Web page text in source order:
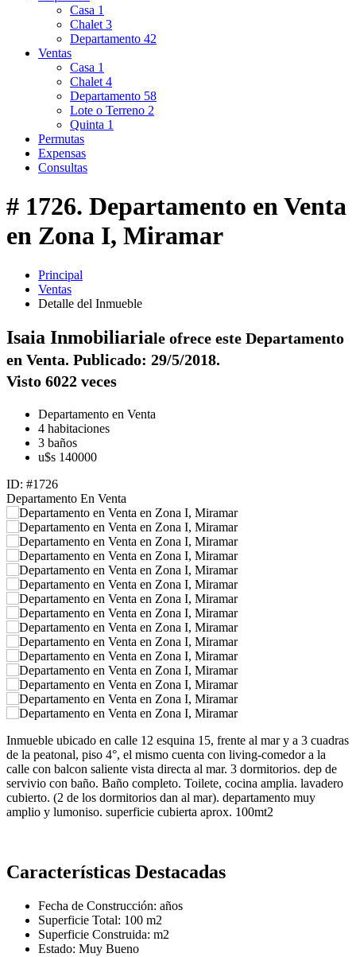
Casa 1
Chalet 3
Departamento 42
Ventas
Casa 1
Chalet 4
Departamento 58
Lote o Terreno 2
Quinta 1
Permutas
Expensas
Consultas
# 1726. Departamento en Venta
en Zona I, Miramar
Principal
Ventas
Detalle del Inmueble
Isaia Inmobiliariale ofrece este Departamento
en Venta. Publicado: 29/5/2018.
Visto 6022 veces
Departamento en Venta
4 habitaciones
3 baños
u$s 140000
ID: #1726
Departamento En Venta
Inmueble ubicado en calle 12 esquina 15, frente al mar y a 3 cuadras
de la peatonal, piso 4°, el mismo cuenta con living-comedor a la
calle con balcon saliente vista directa al mar. 3 dormitorios. dep de
servivio con baño. Baño completo. Toilete, cocina amplia. lavadero
cubierto. (2 de los dormitorios dan al mar). departamento muy
amplio y lumoniso. superficie cubierta aprox. 100mt2
Características Destacadas
Fecha de Construcción: años
Superficie Total: 100 m2
Superficie Construida: m2
Estado: Muy Bueno